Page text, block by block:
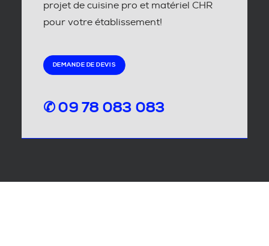
projet de cuisine pro et matériel CHR
pour votre établissement!
DEMANDE DE DEVIS
✆ 09 78 083 083